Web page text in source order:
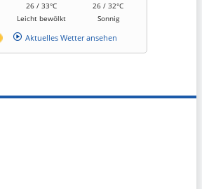
26 / 33°C
Leicht bewölkt
26 / 32°C
Sonnig
Aktuelles Wetter ansehen